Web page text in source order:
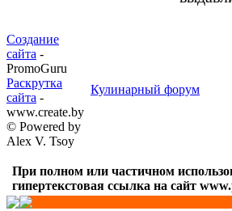
Создание
сайта -
PromoGuru
Раскрутка
сайта -
www.create.by
© Powered by
Alex V. Tsoy
Кулинарный форум
При полном или частичном
гипертекстовая ссылка на сайт